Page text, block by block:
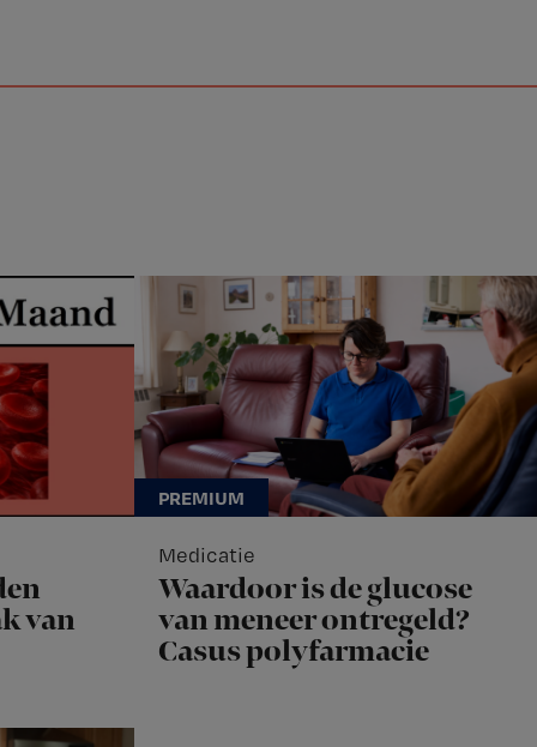
van
Medicatie
Waardoor is de glucose
van meneer ontregeld?
Casus polyfarmacie